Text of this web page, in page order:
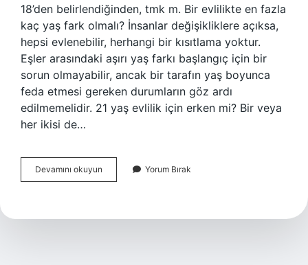
18’den belirlendiğinden, tmk m. Bir evlilikte en fazla
kaç yaş fark olmalı? İnsanlar değişikliklere açıksa,
hepsi evlenebilir, herhangi bir kısıtlama yoktur.
Eşler arasındaki aşırı yaş farkı başlangıç ​​için bir
sorun olmayabilir, ancak bir tarafın yaş boyunca
feda etmesi gereken durumların göz ardı
edilmemelidir. 21 yaş evlilik için erken mi? Bir veya
her ikisi de…
Devamını okuyun
Evlilik
Olmalıdır
Yorum Bırak